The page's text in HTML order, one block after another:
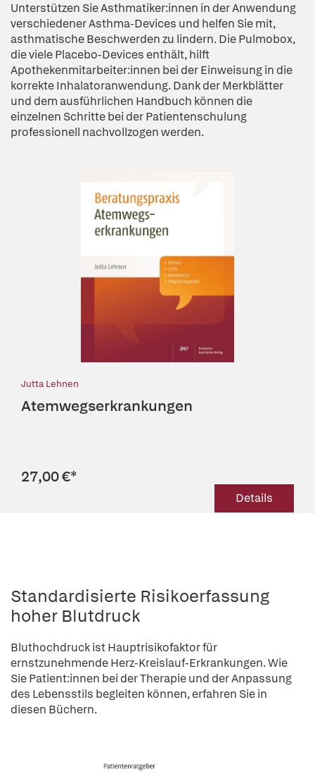
Unterstützen Sie Asthmatiker:innen in der Anwendung
verschiedener Asthma-Devices und helfen Sie mit,
asthmatische Beschwerden zu lindern. Die Pulmobox,
die viele Placebo-Devices enthält, hilft
Apothekenmitarbeiter:innen bei der Einweisung in die
korrekte Inhalatoranwendung. Dank der Merkblätter
und dem ausführlichen Handbuch können die
einzelnen Schritte bei der Patientenschulung
professionell nachvollzogen werden.
Jutta Lehnen
Atemwegserkrankungen
27,00 €*
Details
Standardisierte Risikoerfassung
hoher Blutdruck
Bluthochdruck ist Hauptrisikofaktor für
ernstzunehmende Herz-Kreislauf-Erkrankungen. Wie
Sie Patient:innen bei der Therapie und der Anpassung
des Lebensstils begleiten können, erfahren Sie in
diesen Büchern.